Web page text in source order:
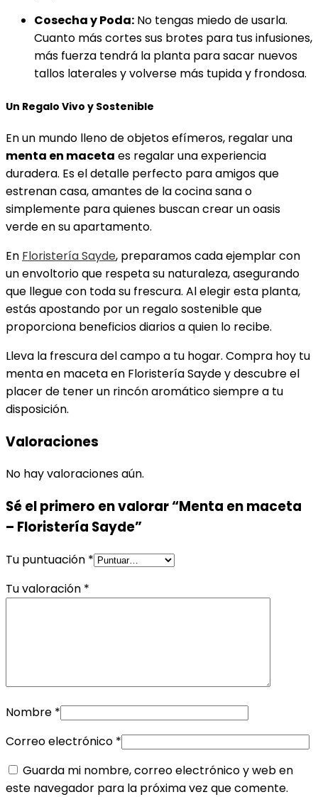
Cosecha y Poda: No tengas miedo de usarla.
Cuanto más cortes sus brotes para tus infusiones,
más fuerza tendrá la planta para sacar nuevos
tallos laterales y volverse más tupida y frondosa.
Un Regalo Vivo y Sostenible
En un mundo lleno de objetos efímeros, regalar una
menta en maceta es regalar una experiencia
duradera. Es el detalle perfecto para amigos que
estrenan casa, amantes de la cocina sana o
simplemente para quienes buscan crear un oasis
verde en su apartamento.
En Floristería Sayde, preparamos cada ejemplar con
un envoltorio que respeta su naturaleza, asegurando
que llegue con toda su frescura. Al elegir esta planta,
estás apostando por un regalo sostenible que
proporciona beneficios diarios a quien lo recibe.
Lleva la frescura del campo a tu hogar. Compra hoy tu
menta en maceta en Floristería Sayde y descubre el
placer de tener un rincón aromático siempre a tu
disposición.
Valoraciones
No hay valoraciones aún.
Sé el primero en valorar “Menta en maceta
– Floristería Sayde”
Tu puntuación *
Tu valoración *
Nombre *
Correo electrónico *
Guarda mi nombre, correo electrónico y web en
este navegador para la próxima vez que comente.